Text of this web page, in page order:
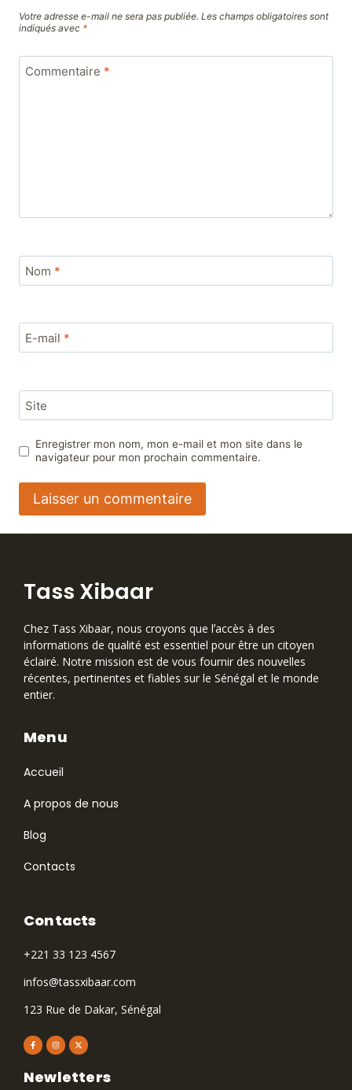
Votre adresse e-mail ne sera pas publiée. Les champs obligatoires sont
indiqués avec *
Commentaire *
Nom *
E-mail *
Site
Enregistrer mon nom, mon e-mail et mon site dans le
navigateur pour mon prochain commentaire.
Tass Xibaar
Chez Tass Xibaar, nous croyons que lʼaccès à des
informations de qualité est essentiel pour être un citoyen
éclairé. Notre mission est de vous fournir des nouvelles
récentes, pertinentes et fiables sur le Sénégal et le monde
entier.
Accueil
A propos de nous
Blog
Contacts
Menu
Contacts
+221 33 123 4567
infos@tassxibaar.com
123 Rue de Dakar, Sénégal
Newletters